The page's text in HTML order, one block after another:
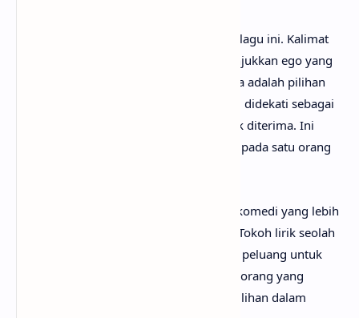
menjadi inti dari karakter lagu ini. Kalimat
“sempurnanya aku untuk dirimu” menunjukkan ego yang
tinggi, di mana tokoh lirik merasa dirinya adalah pilihan
terbaik. Bahkan ia menyebut orang yang didekati sebagai
“biasa saja,” namun tetap santai jika tidak diterima. Ini
memperlihatkan sikap tidak bergantung pada satu orang
, muncul unsur komedi yang lebih
kuat dengan penyebutan banyak nama. Tokoh lirik seolah
menolak beberapa orang dan membuka peluang untuk
yang lain. Ini menggambarkan citra seseorang yang
merasa populer dan dikelilingi banyak pilihan dalam